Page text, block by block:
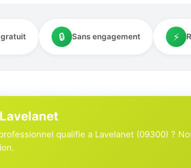
gratuit 🔒 Sans engagement ⚡
qualifie a Lavelanet (09300) ?